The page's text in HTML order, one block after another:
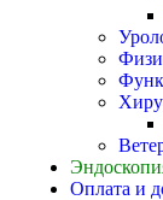
Оплата и